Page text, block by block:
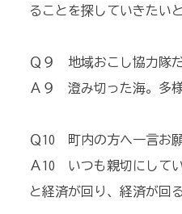
ることを探していきたい
Ｑ９ 地域おこし協力隊
Ａ９ 澄み切った海。多
Ｑ10 町内の方へ一言お願
Ａ10 いつも親切にして
と経済が回り、経済が回